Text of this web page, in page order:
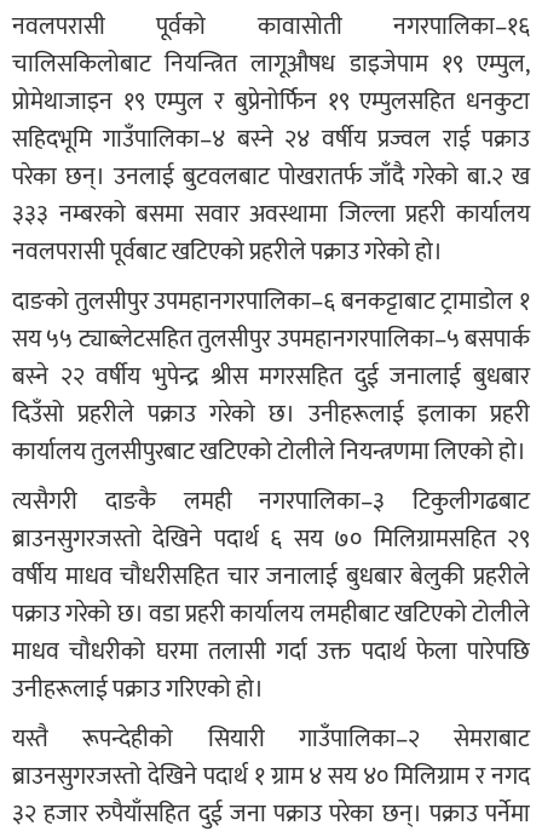
नवलपरासी पूर्वको कावासोती नगरपालिका–१६
चालिसकिलोबाट नियन्त्रित लागूऔषध डाइजेपाम १९ एम्पुल,
प्रोमेथाजाइन १९ एम्पुल र बुप्रेनोर्फिन १९ एम्पुलसहित धनकुटा
सहिदभूमि गाउँपालिका–४ बस्ने २४ वर्षीय प्रज्वल राई पक्राउ
परेका छन्। उनलाई बुटवलबाट पोखरातर्फ जाँदै गरेको बा.२ ख
३३३ नम्बरको बसमा सवार अवस्थामा जिल्ला प्रहरी कार्यालय
नवलपरासी पूर्वबाट खटिएको प्रहरीले पक्राउ गरेको हो।
दाङको तुलसीपुर उपमहानगरपालिका–६ बनकट्टाबाट ट्रामाडोल १
सय ५५ ट्याब्लेटसहित तुलसीपुर उपमहानगरपालिका–५ बसपार्क
बस्ने २२ वर्षीय भुपेन्द्र श्रीस मगरसहित दुई जनालाई बुधबार
दिउँसो प्रहरीले पक्राउ गरेको छ। उनीहरूलाई इलाका प्रहरी
कार्यालय तुलसीपुरबाट खटिएको टोलीले नियन्त्रणमा लिएको हो।
त्यसैगरी दाङकै लमही नगरपालिका–३ टिकुलीगढबाट
ब्राउनसुगरजस्तो देखिने पदार्थ ६ सय ७० मिलिग्रामसहित २९
वर्षीय माधव चौधरीसहित चार जनालाई बुधबार बेलुकी प्रहरीले
पक्राउ गरेको छ। वडा प्रहरी कार्यालय लमहीबाट खटिएको टोलीले
माधव चौधरीको घरमा तलासी गर्दा उक्त पदार्थ फेला पारेपछि
उनीहरूलाई पक्राउ गरिएको हो।
यस्तै रूपन्देहीको सियारी गाउँपालिका–२ सेमराबाट
ब्राउनसुगरजस्तो देखिने पदार्थ १ ग्राम ४ सय ४० मिलिग्राम र नगद
३२ हजार रुपैयाँसहित दुई जना पक्राउ परेका छन्। पक्राउ पर्नेमा